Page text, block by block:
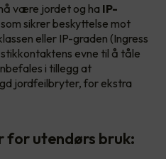
være jordet og ha IP-
som sikrer beskyttelse mot
eller IP-graden (Ingress
evne til å tåle
i tillegg at
jordfeilbryter, for ekstra
utendørs bruk: